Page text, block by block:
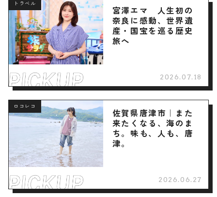
トラベル
宮澤エマ 人生初の
奈良に感動、世界遺
産・国宝を巡る歴史
旅へ
2026.07.18
ロコレコ
佐賀県唐津市｜また
来たくなる、海のま
ち。味も、人も、唐
津。
2026.06.27